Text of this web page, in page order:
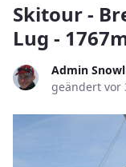
Skitour -
Lug -
Admin
geändert vor